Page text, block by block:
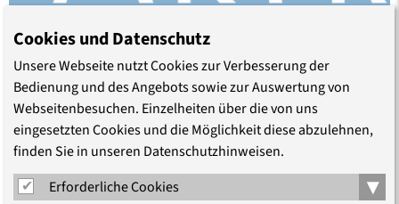
Hotel Dietrich-Bonhoeffer-
Haus
Cookies und Datenschutz
Unsere Webseite nutzt Cookies zur Verbesserung der
Bedienung und des Angebots sowie zur Auswertung von
Webseitenbesuchen. Einzelheiten über die von uns
eingesetzten Cookies und die Möglichkeit diese abzulehnen,
finden Sie in unseren Datenschutzhinweisen.
Erforderliche Cookies
▾